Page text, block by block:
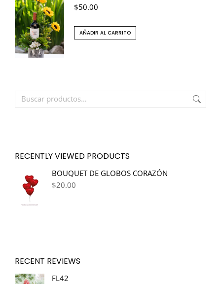
$50.00
AÑADIR AL CARRITO
RECENTLY VIEWED PRODUCTS
BOUQUET DE GLOBOS CORAZÓN
$20.00
RECENT REVIEWS
FL42